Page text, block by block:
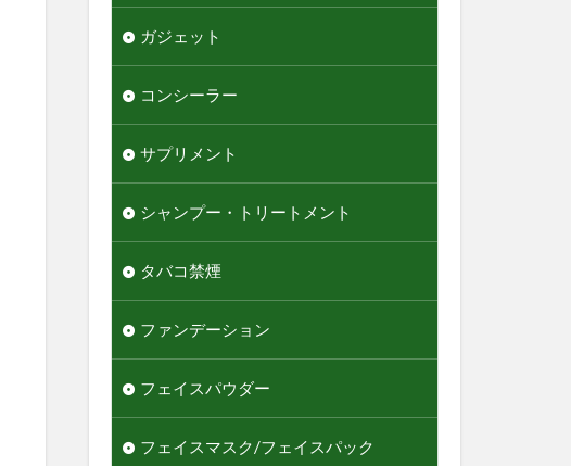
ガジェット
コンシーラー
サプリメント
シャンプー・トリートメント
タバコ禁煙
ファンデーション
フェイスパウダー
フェイスマスク/フェイスパック